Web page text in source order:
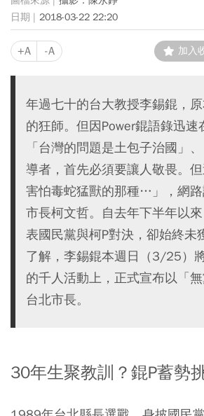
2018-03-22 22:20
+A -A 加入
年過七十的台大教授李錫錕，
的狂師。但因Power錕語錄迅速
「台灣的問題是土包子治國」
導者，首先必須要讓人敬畏。
害怕毒蛇猛獸的那種…」，網
市長柯文哲。自去年下半年以
表國民黨與柯P對決，卻始終未
了解，李錫錕本週日（3/25）
的千人活動上，正式宣布以「
台北市長。
30年生聚教訓？錕P蓄勢